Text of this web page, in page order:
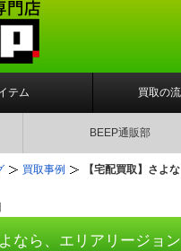
テム 買取の
BEEP通販部
買取事例 【宅配買取】さよ
よなら、エリアリージ